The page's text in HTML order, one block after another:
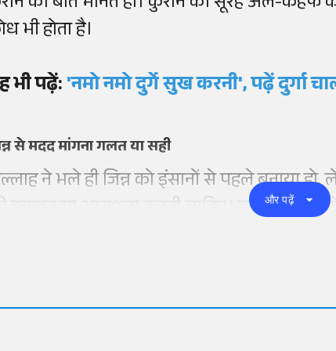
भी होता है।
भी पढ़ें:'नमो नमो दुर्गे सुख करनी', पढ़ें दुर्गा
से मदद मांगना गलत या सही
ने भले ही जिन्न को इंसानों से पहले बनाया
की इबादत या आराधना करनी चाहिए। कुरान में
और पढ़ें